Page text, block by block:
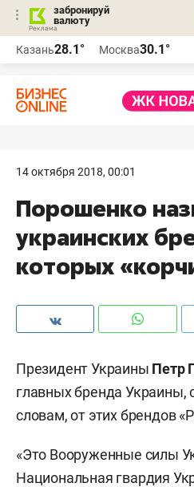
забронируй
валюту
Казань28.1° Москва30.1°
14 октября 2018, 00:01
Порошенко
украинских
которых
Президент Украины Петр
главных бренда Украины,
словам, от этих брендов
«Это Вооруженные силы
Национальная гвардия